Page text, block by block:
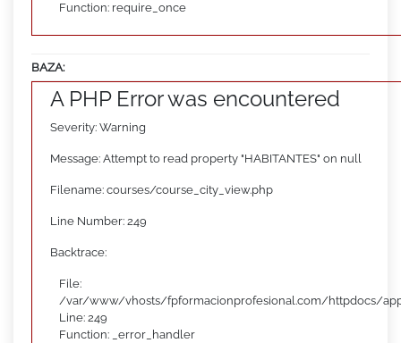
Function: require_once
BAZA:
A PHP Error was encountered
Severity: Warning
Message: Attempt to read property "HABITANTES" on null
Filename: courses/course_city_view.php
Line Number: 249
Backtrace:
File:
/var/www/vhosts/fpformacionprofesional.com/httpdocs/
Line: 249
Function: _error_handler